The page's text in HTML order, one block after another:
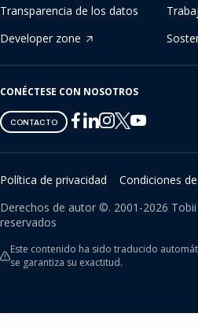
Transparencia de los datos
Developer zone
CONÉCTESE CON NOSOTROS
CONTACTO
Tobii
on
Facebook
Tobii
on
Linkedin
Tobii
on
Instagram
Tobii
on
Twitter
Tobii
on
Youtube
Política de privacidad
Condiciones
Derechos de autor ©. 2001-2026 Tobii
reservados
Este contenido ha sido traducido
se garantiza su exactitud.